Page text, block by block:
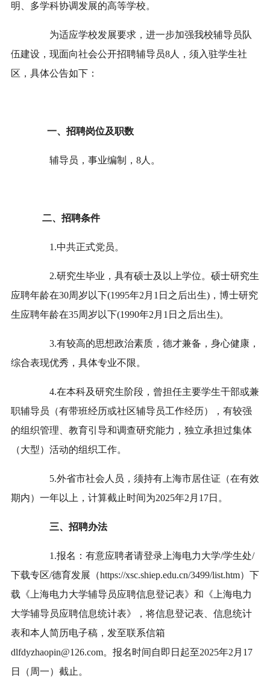
明、多学科协调发展的高等学校。
为适应学校发展要求，进一步加强我校辅导员队
伍建设，现面向社会公开招聘辅导员8人，须入驻学生社
区，具体公告如下：
一、招聘岗位及职数
辅导员，事业编制，8人。
二、招聘条件
1.中共正式党员。
2.研究生毕业，具有硕士及以上学位。硕士研究生
应聘年龄在30周岁以下(1995年2月1日之后出生)，博士研究
生应聘年龄在35周岁以下(1990年2月1日之后出生)。
3.有较高的思想政治素质，德才兼备，身心健康，
综合表现优秀，具体专业不限。
4.在本科及研究生阶段，曾担任主要学生干部或兼
职辅导员（有带班经历或社区辅导员工作经历），有较强
的组织管理、教育引导和调查研究能力，独立承担过集体
（大型）活动的组织工作。
5.外省市社会人员，须持有上海市居住证（在有效
期内）一年以上，计算截止时间为2025年2月17日。
三、招聘办法
1.报名：有意应聘者请登录上海电力大学/学生处/
下载专区/德育发展（https://xsc.shiep.edu.cn/3499/list.htm）下
载《上海电力大学辅导员应聘信息登记表》和《上海电力
大学辅导员应聘信息统计表》，将信息登记表、信息统计
表和本人简历电子稿，发至联系信箱
dlfdyzhaopin@126.com。 报名时间自即日起至2025年2月17
日（周一）截止。